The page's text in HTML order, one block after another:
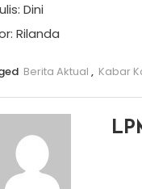
Dini
Rilanda
Berita Aktual , Kabar